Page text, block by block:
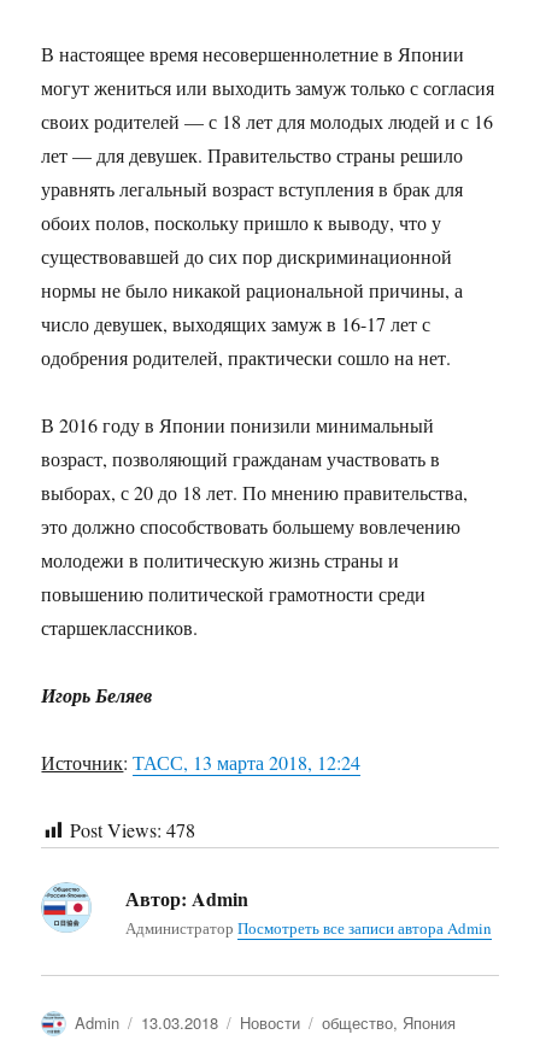
В настоящее время несовершеннолетние в Японии
могут жениться или выходить замуж только с согласия
своих родителей — с 18 лет для молодых людей и с 16
лет — для девушек. Правительство страны решило
уравнять легальный возраст вступления в брак для
обоих полов, поскольку пришло к выводу, что у
существовавшей до сих пор дискриминационной
нормы не было никакой рациональной причины, а
число девушек, выходящих замуж в 16-17 лет с
одобрения родителей, практически сошло на нет.
В 2016 году в Японии понизили минимальный
возраст, позволяющий гражданам участвовать в
выборах, с 20 до 18 лет. По мнению правительства,
это должно способствовать большему вовлечению
молодежи в политическую жизнь страны и
повышению политической грамотности среди
старшеклассников.
Игорь Беляев
Источник:ТАСС, 13 марта 2018, 12:24
Post Views: 478
Автор: Admin
АдминистраторПосмотреть все записи автора Admin
Автор
Admin Опубликовано
13.03.2018 Рубрики
Новости Метки
общество, Япония